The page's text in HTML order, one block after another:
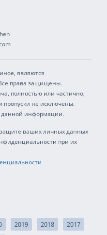
являются
права защищены.
полностью или частично,
не исключены.
данной информации.
ваших личных данных
при их
2019 2018 2017